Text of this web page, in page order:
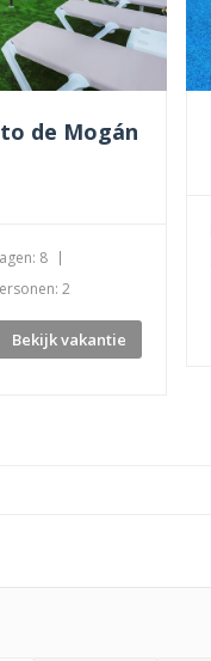
de Mogán
8
2
Bekijk vakantie